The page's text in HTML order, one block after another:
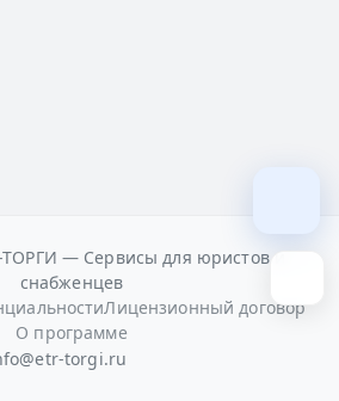
ТОРГИ — Сервисы для юристов и
снабженцев
Лицензионный договор
О программе
torgi.ru